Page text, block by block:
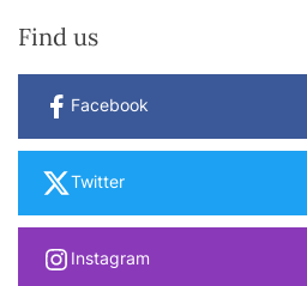
Find us
Facebook
Twitter
Instagram